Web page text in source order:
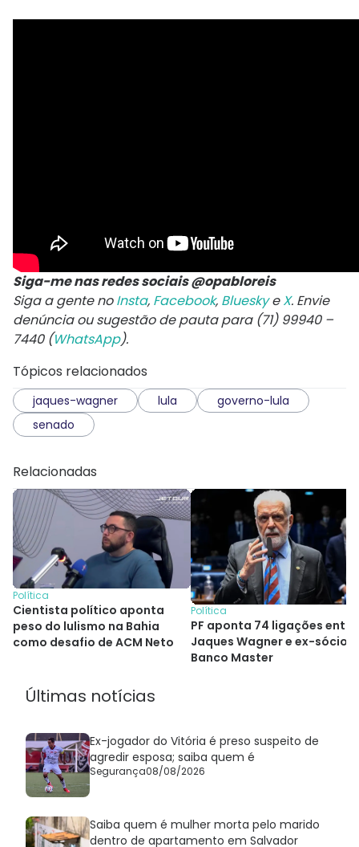
Siga-me nas redes sociais @opabloreis
Siga a gente noInsta, Facebook, BlueskyeX. Envie
denúncia ou sugestão de pauta para (71) 99940 –
7440 (WhatsApp).
Tópicos relacionados
jaques-wagner lula
governo-lula
senado
Relacionadas
Política
Cientista político aponta
peso do lulismo na Bahia
como desafio de ACM Neto
Política
PF aponta 74 ligações entre
Jaques Wagner e ex-sócio
Banco Master
Últimas notícias
Ex-jogador do Vitória é preso suspeito de
agredir esposa; saiba quem é
Segurança08/08/2026
Saiba quem é mulher morta pelo marido
dentro de apartamento em Salvador